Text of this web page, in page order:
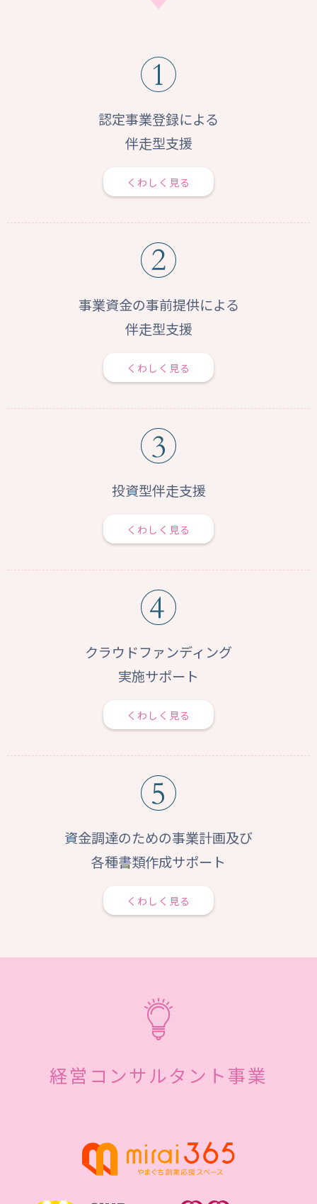
認定事業登録による
伴走型支援
くわしく見る
事業資金の事前提供による
伴走型支援
くわしく見る
投資型伴走支援
くわしく見る
クラウドファンディング
実施サポート
くわしく見る
資金調達のための事業計画及び
各種書類作成サポート
くわしく見る
経営コンサルタント事業